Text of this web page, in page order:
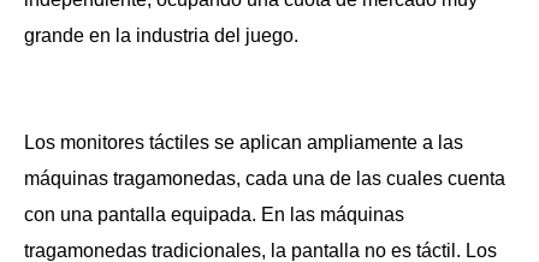
grande en la industria del juego.
Los monitores táctiles se aplican ampliamente a las
máquinas tragamonedas, cada una de las cuales cuenta
con una pantalla equipada. En las máquinas
tragamonedas tradicionales, la pantalla no es táctil. Los